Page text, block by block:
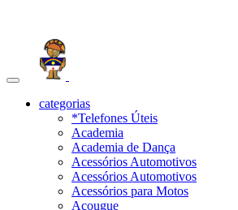
Toggle
navigationcategorias
*Telefones Úteis
Academia
Academia de Dança
Acessórios Automotivos
Acessórios Automotivos
Acessórios para Motos
Açougue